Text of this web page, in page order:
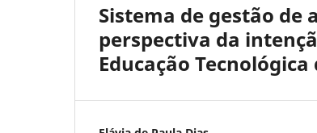
Sistema de gestão de
perspectiva da
Educação Tecnológica